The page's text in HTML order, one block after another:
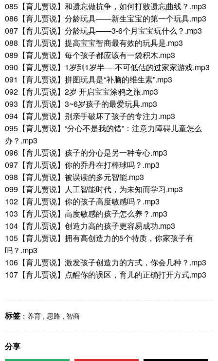
085【育儿贾说】和遗忘做抗争，如何打败遗忘曲线？.mp3
086【育儿贾说】分龄玩具——新生宝宝的第一个玩具.mp3
087【育儿贾说】分龄玩具——3-6个月宝宝玩什么？.mp3
088【育儿贾说】提高宝宝智商最有效的玩具是.mp3
089【育儿贾说】每个孩子都应该有一袋积木.mp3
090【育儿贾说】1岁到1岁半—-不可低估的过家家游戏.mp3
091【育儿贾说】拼图玩具是“补脑的维生素”.mp3
092【育儿贾说】2岁 开启宝宝涂鸦之旅.mp3
093【育儿贾说】3~6岁孩子的最爱玩具.mp3
094【育儿贾说】别亲手破坏了孩子的专注力.mp3
095【育儿贾说】“分心不是我的错”：注意力障碍儿童怎么
办？.mp3
096【育儿贾说】孩子的分心是另一种专心.mp3
097【育儿贾说】你的乔丹在打棒球吗？.mp3
098【育儿贾说】被误读的多元智能.mp3
099【育儿贾说】人工智能时代，为未知而学习.mp3
102【育儿贾说】你的孩子高度敏感吗？.mp3
103【育儿贾说】高度敏感的孩子怎么养？.mp3
104【育儿贾说】创造力高的孩子更容易成功.mp3
105【育儿贾说】拥有高创造力的5个特质，你家孩子有
吗？.mp3
106【育儿贾说】激发孩子创造力的方式，你会几种？.mp3
107【育儿贾说】点醒你的误区，育儿的正确打开方式.mp3
标签 ： 养育 , 思路 , 智商
分享